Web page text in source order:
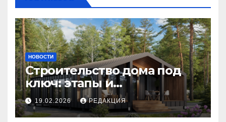
НОВОСТИ
Строительство дома под
ключ: этапы и
планирование бюджета
19.02.2026 РЕДАКЦИЯ